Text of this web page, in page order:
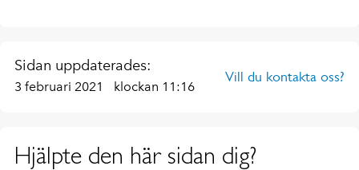
Sidan uppdaterades:
3 februari 2021 klockan 11:16
Vill du kontakta oss?
Hjälpte den här sidan dig?